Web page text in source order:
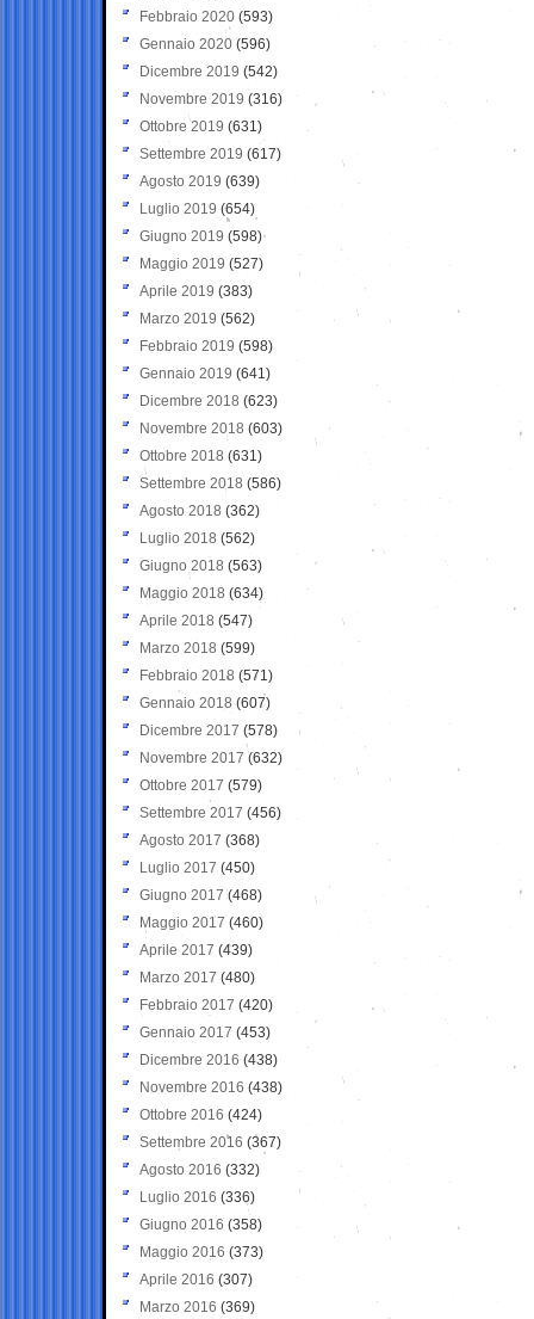
Febbraio 2020 (593)
Gennaio 2020 (596)
Dicembre 2019 (542)
Novembre 2019 (316)
Ottobre 2019 (631)
Settembre 2019 (617)
Agosto 2019 (639)
Luglio 2019 (654)
Giugno 2019 (598)
Maggio 2019 (527)
Aprile 2019 (383)
Marzo 2019 (562)
Febbraio 2019 (598)
Gennaio 2019 (641)
Dicembre 2018 (623)
Novembre 2018 (603)
Ottobre 2018 (631)
Settembre 2018 (586)
Agosto 2018 (362)
Luglio 2018 (562)
Giugno 2018 (563)
Maggio 2018 (634)
Aprile 2018 (547)
Marzo 2018 (599)
Febbraio 2018 (571)
Gennaio 2018 (607)
Dicembre 2017 (578)
Novembre 2017 (632)
Ottobre 2017 (579)
Settembre 2017 (456)
Agosto 2017 (368)
Luglio 2017 (450)
Giugno 2017 (468)
Maggio 2017 (460)
Aprile 2017 (439)
Marzo 2017 (480)
Febbraio 2017 (420)
Gennaio 2017 (453)
Dicembre 2016 (438)
Novembre 2016 (438)
Ottobre 2016 (424)
Settembre 2016 (367)
Agosto 2016 (332)
Luglio 2016 (336)
Giugno 2016 (358)
Maggio 2016 (373)
Aprile 2016 (307)
Marzo 2016 (369)